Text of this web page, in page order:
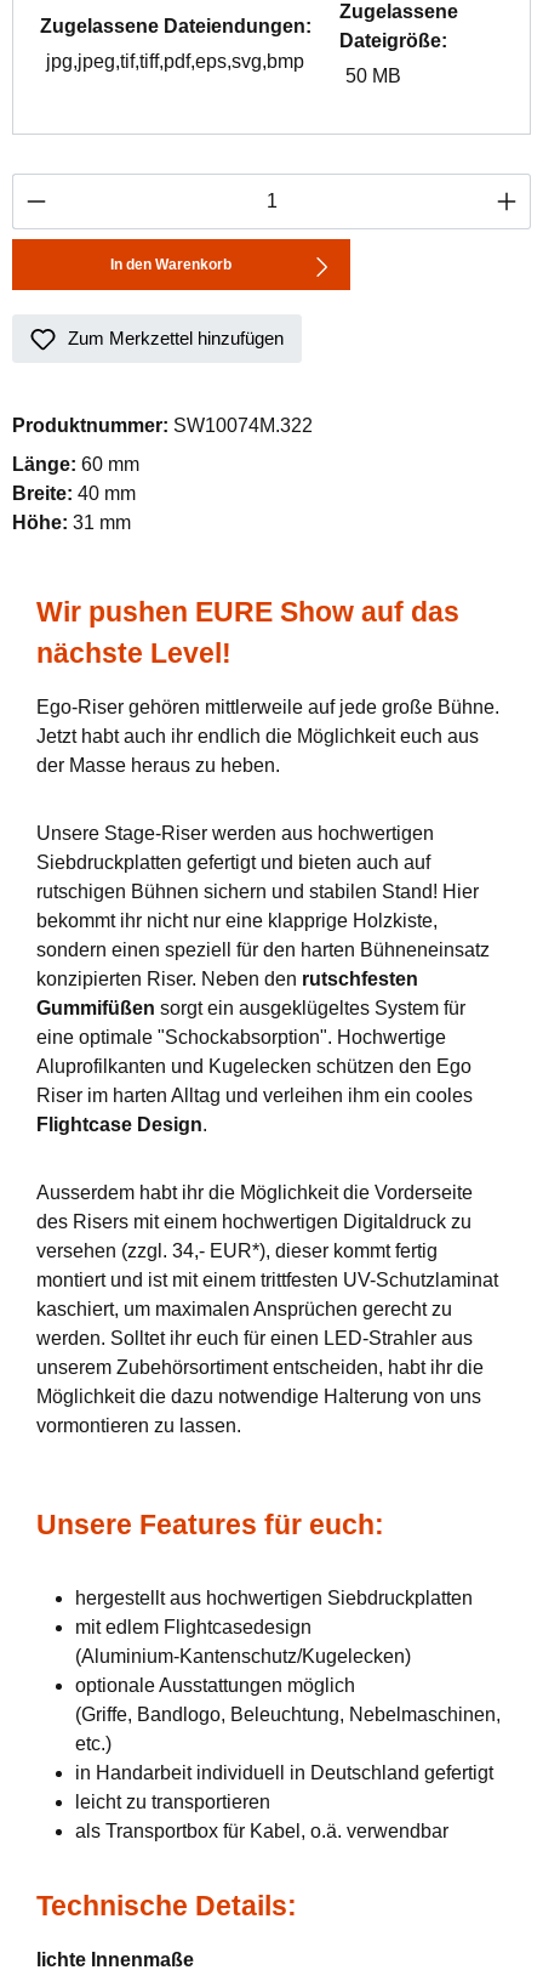
Zugelassene Dateiendungen:
jpg,jpeg,tif,tiff,pdf,eps,svg,bmp
Zugelassene
Dateigröße:
50 MB
Produkt Anzahl: Gib den gewünschten
In den Warenkorb
Zum Merkzettel hinzufügen
Produktnummer: SW10074M.322
Länge: 60 mm
Breite: 40 mm
Höhe: 31 mm
Wir pushen EURE Show auf das
nächste Level!
Ego-Riser gehören mittlerweile auf jede große Bühne.
Jetzt habt auch ihr endlich die Möglichkeit euch aus
der Masse heraus zu heben.
Unsere Stage-Riser werden aus hochwertigen
Siebdruckplatten gefertigt und bieten auch auf
rutschigen Bühnen sichern und stabilen Stand! Hier
bekommt ihr nicht nur eine klapprige Holzkiste,
sondern einen speziell für den harten Bühneneinsatz
konzipierten Riser. Neben den rutschfesten
Gummifüßen sorgt ein ausgeklügeltes System für
eine optimale "Schockabsorption". Hochwertige
Aluprofilkanten und Kugelecken schützen den Ego
Riser im harten Alltag und verleihen ihm ein cooles
Flightcase Design.
Ausserdem habt ihr die Möglichkeit die Vorderseite
des Risers mit einem hochwertigen Digitaldruck zu
versehen (zzgl. 34,- EUR*), dieser kommt fertig
montiert und ist mit einem trittfesten UV-Schutzlaminat
kaschiert, um maximalen Ansprüchen gerecht zu
werden. Solltet ihr euch für einen LED-Strahler aus
unserem Zubehörsortiment entscheiden, habt ihr die
Möglichkeit die dazu notwendige Halterung von uns
vormontieren zu lassen.
Unsere Features für euch:
hergestellt aus hochwertigen Siebdruckplatten
mit edlem Flightcasedesign
(Aluminium-Kantenschutz/Kugelecken)
optionale Ausstattungen möglich
(Griffe, Bandlogo, Beleuchtung, Nebelmaschinen,
etc.)
in Handarbeit individuell in Deutschland gefertigt
leicht zu transportieren
als Transportbox für Kabel, o.ä. verwendbar
Technische Details:
lichte Innenmaße